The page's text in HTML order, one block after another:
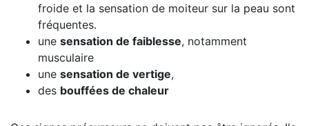
froide et la sensation de moiteur sur la peau sont
fréquentes.
une sensation de faiblesse, notamment
musculaire
une sensation de vertige,
des bouffées de chaleur